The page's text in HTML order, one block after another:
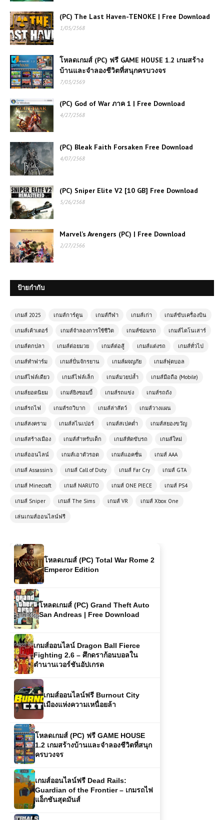
(PC) The Last Haven-TENOKE | Free Download
1/05/2568
โหลดเกมส์ (PC) ฟรี GAME HOUSE 1.2 เกมสร้าง
บ้านและจำลองชีวิตที่สนุกครบวงจร
7/03/2569
(PC) God of War ภาค 1 | Free Download
4/27/2568
(PC) Bleak Faith Forsaken Free Download
4/07/2568
(PC) Sniper Elite V2 [10 GB] Free Download
5/26/2568
Marvel’s Avengers (PC) | Free Download
2/27/2566
ป้ายกำกับ
เกมส์ 2025 เกมส์การ์ตูน เกมส์กีฬา เกมส์เก่า เกมส์ขับเครื่องบิน
เกมส์เค้าเตอร์ เกมส์จำลองการใช้ชีวิต เกมส์ซ่อมรถ เกมส์ไดโนเสาร์
เกมส์ตกปลา เกมส์ต่อยมวย เกมส์ต่อสู้ เกมส์แต่งรถ เกมส์ทั่วไป
เกมส์ทำฟาร์ม เกมส์ปั่นจักรยาน เกมส์ผจญภัย เกมส์ฟุตบอล
เกมส์ไฟล์เดียว เกมส์ไฟล์เล็ก เกมส์มวยปล้ำ เกมส์มือถือ (Mobile)
เกมส์ยอดนิยม เกมส์ยิงซอมบี้ เกมส์รถแข่ง เกมส์รถถัง
เกมส์รถไฟ เกมส์รถวิบาก เกมส์ล่าสัตว์ เกมส์วางแผน
เกมส์สงคราม เกมส์สไนเปอร์ เกมส์สเปคต่ำ เกมส์สยองขวัญ
เกมส์สร้างเมือง เกมส์สำหรับเด็ก เกมส์หัดขับรถ เกมส์ใหม่
เกมส์ออนไลน์ เกมส์เอาตัวรอด เกมส์แอคชั่น เกมส์ AAA
เกมส์ Assassin's เกมส์ Call of Duty เกมส์ Far Cry เกมส์ GTA
เกมส์ Minecraft เกมส์ NARUTO เกมส์ ONE PIECE เกมส์ PS4
เกมส์ Sniper เกมส์ The Sims เกมส์ VR เกมส์ Xbox One
เล่นเกมส์ออนไลน์ฟรี
เกมส์ออนไลน์ฟรี Flash Bash – เกม
ต่อสู้สไตล์สตรีทสุดมันส์
เล่นเกมส์ออนไลน์ฟรี Tiny Crash
Fighters เกมต่อสู้สุดมันส์ ประกอบรถรบ
จิ๋วแล้วชนให้ยับ!
เกมส์ออนไลน์ฟรี Crazy Karts การ
แข่งขันโกคาร์ทสุดมันส์ที่เต็มไปด้วย
เกมส์ออนไลน์ฟรี MX OffRoad
โหด
เกมส์ออนไลน์ฟรี Monster Truck
ขุนเขา
เล่นเกมส์ออนไลน์ฟรี Escape Car การ
ใคร
⚔️ Stickman Kombat 2D เกมต่อสู้สุด
มันส์ เล่นฟรี เล่นฟรีบนเว็บ โหลดเร็ว
เล่นสนุกทุกเวลา
ผจญภัยแนวพัซเซิลที่ได้รับความนิยม
โหลดเกมส์ (PC) Total War Rome 2
Emperor Edition
โหลดเกมส์ (PC) Grand Theft Auto
San Andreas | Free Download
เกมส์ออนไลน์ Dragon Ball Fierce
Fighting 2.6 – ศึกดราก้อนบอลใน
ตำนานเวอร์ชันอัปเกรด
เกมส์ออนไลน์ฟรี Burnout City
เมืองแห่งความเหนื่อยล้า
โหลดเกมส์ (PC) ฟรี GAME HOUSE
1.2 เกมสร้างบ้านและจำลองชีวิตที่สนุก
ครบวงจร
เกมส์ออนไลน์ฟรี Dead Rails:
Guardian of the Frontier – เกมรถไฟ
แอ็กชันสุดมันส์